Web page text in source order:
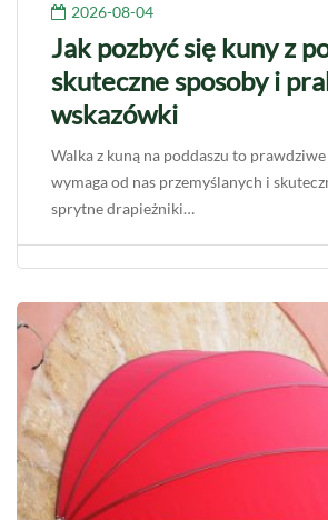
2026-08-04
Jak pozbyć się kuny z
skuteczne sposoby i
wskazówki
Walka z kuną na poddaszu to
wymaga od nas przemyślanych i
sprytne drapieżniki…